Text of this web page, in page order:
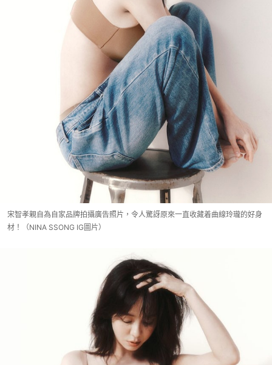
宋智孝親自為自家品牌拍攝廣告照片，令人驚訝原來一直收藏着曲線玲瓏的好身
材！（NINA SSONG IG圖片）